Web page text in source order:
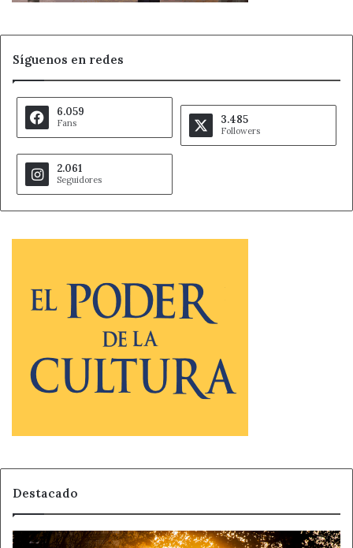
Síguenos en redes
6.059
Fans 3.485
Followers
2.061
Seguidores
Destacado
Horóscopo